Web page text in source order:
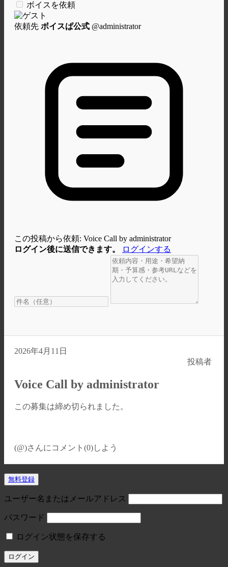
ボイスを依頼
依頼先 ボイスぱ公式 @administrator
この投稿から依頼: Voice Call by administrator
ログイン後に送信できます。
ログインする
2026年4月11日
投稿者
Voice Call by administrator
この募集は締め切られました。
(@)さんにコメント(0)しよう
無料登録
ユーザー名またはメールアドレス
パスワード
ログイン状態を保存する